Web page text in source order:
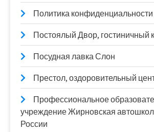
Политика конфиденциальности
Постоялый Двор, гостиничный
Посудная лавка Слон
Престол, оздоровительный
Профессиональное
учреждение Жирновская
России